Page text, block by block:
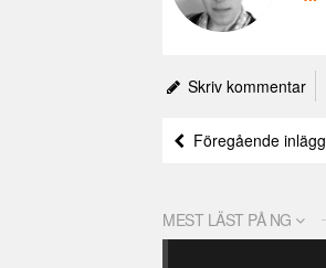
Skriv kommentar
Föregående inlägg
MEST LÄST PÅ NG